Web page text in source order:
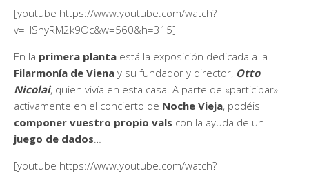
[youtube https://www.youtube.com/watch?
v=HShyRM2k9Oc&w=560&h=315]
En la primera planta está la exposición dedicada a la
Filarmonía de Viena y su fundador y director, Otto
Nicolai, quien vivía en esta casa. A parte de «participar»
activamente en el concierto de Noche Vieja, podéis
componer vuestro propio vals con la ayuda de un
juego de dados
[youtube https://www.youtube.com/watch?